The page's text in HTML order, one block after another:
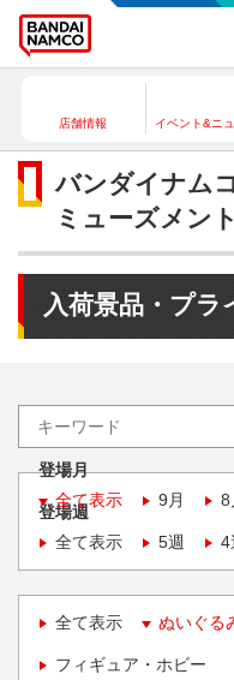
店舗情報 イベント&ニ
バンダイナム
ミューズメン
入荷景品・プラ
登場月
全て表示
9月 8
登場週
全て表示
5週 4
全て表示 ぬいぐる
フィギュア・ホビー